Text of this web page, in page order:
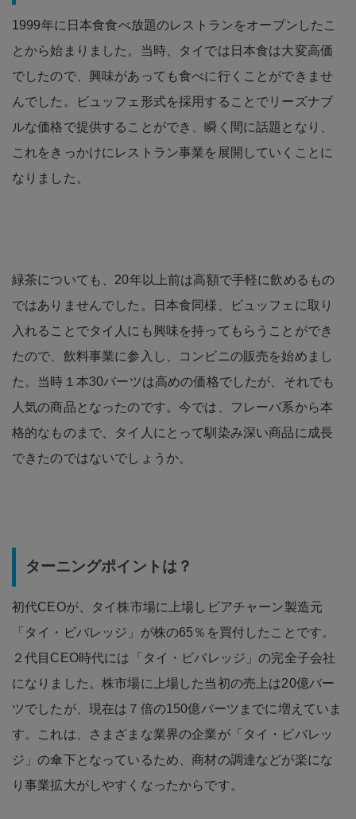
1999年に日本食食べ放題のレストランをオープンしたこ
とから始まりました。当時、タイでは日本食は大変高価
でしたので、興味があっても食べに行くことができませ
んでした。ビュッフェ形式を採用することでリーズナブ
ルな価格で提供することができ、瞬く間に話題となり、
これをきっかけにレストラン事業を展開していくことに
なりました。
緑茶についても、20年以上前は高額で手軽に飲めるもの
ではありませんでした。日本食同様、ビュッフェに取り
入れることでタイ人にも興味を持ってもらうことができ
たので、飲料事業に参入し、コンビニの販売を始めまし
た。当時１本30バーツは高めの価格でしたが、それでも
人気の商品となったのです。今では、フレーバ系から本
格的なものまで、タイ人にとって馴染み深い商品に成長
できたのではないでしょうか。
ターニングポイントは？
初代CEOが、タイ株市場に上場しビアチャーン製造元
「タイ・ビバレッジ」が株の65％を買付したことです。
２代目CEO時代には「タイ・ビバレッジ」の完全子会社
になりました。株市場に上場した当初の売上は20億バー
ツでしたが、現在は７倍の150億バーツまでに増えていま
す。これは、さまざまな業界の企業が「タイ・ビバレッ
ジ」の傘下となっているため、商材の調達などが楽にな
り事業拡大がしやすくなったからです。